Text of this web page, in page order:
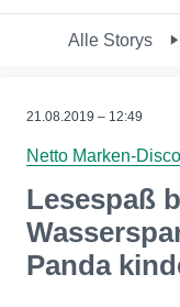
Alle Storys
21.08.2019 – 12:49
Netto Marken-
Lesespaß
Panda